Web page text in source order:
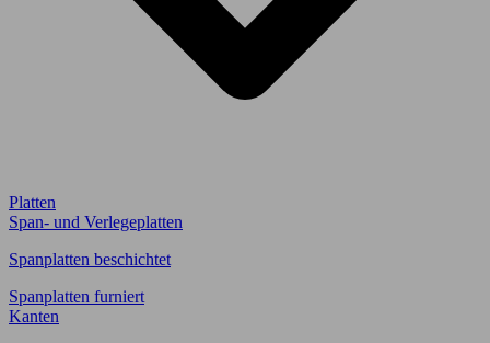
Platten
Span- und Verlegeplatten
Spanplatten beschichtet
Spanplatten furniert
Kanten